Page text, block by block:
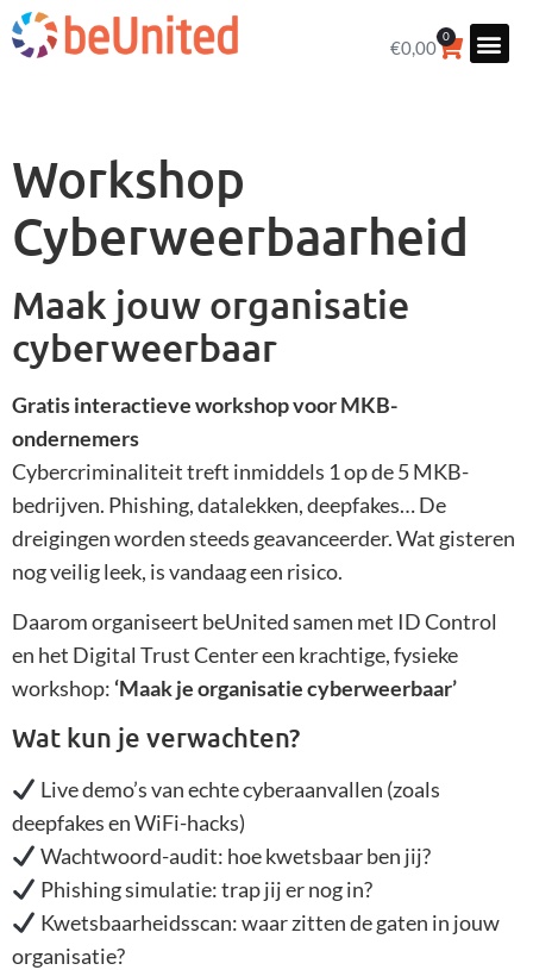
€0,00
0
Workshop
Cyberweerbaarheid
Maak jouw organisatie
cyberweerbaar
Gratis interactieve workshop voor MKB-
ondernemers
Cybercriminaliteit treft inmiddels 1 op de 5 MKB-
bedrijven. Phishing, datalekken, deepfakes… De
dreigingen worden steeds geavanceerder. Wat gisteren
nog veilig leek, is vandaag een risico.
Daarom organiseert beUnited samen met ID Control
en het Digital Trust Center een krachtige, fysieke
workshop: ‘Maak je organisatie cyberweerbaar’
Wat kun je verwachten?
Live demo’s van echte cyberaanvallen (zoals
deepfakes en WiFi-hacks)
Wachtwoord-audit: hoe kwetsbaar ben jij?
Phishing simulatie: trap jij er nog in?
Kwetsbaarheidsscan: waar zitten de gaten in jouw
organisatie?